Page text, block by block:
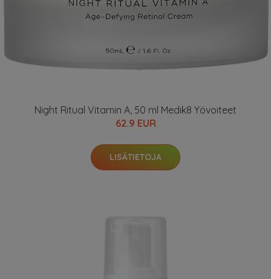
Night Ritual Vitamin A, 50 ml Medik8 Yövoiteet
62.9 EUR
LISÄTIETOJA